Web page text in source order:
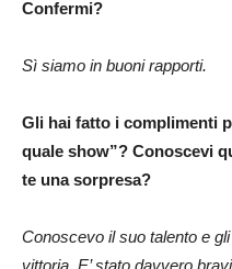
Confermi?
Sì siamo in buoni rapporti.
Gli hai fatto i complimenti
quale show”? Conoscevi
te una sorpresa?
Conoscevo il suo talento e
vittoria. E’ stato davvero